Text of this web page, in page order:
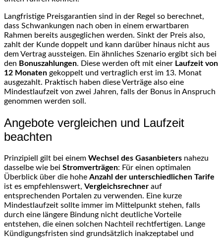
Langfristige Preisgarantien sind in der Regel so berechnet,
dass Schwankungen nach oben in einem erwartbaren
Rahmen bereits ausgeglichen werden. Sinkt der Preis also,
zahlt der Kunde doppelt und kann darüber hinaus nicht aus
dem Vertrag aussteigen. Ein ähnliches Szenario ergibt sich bei
den Bonuszahlungen. Diese werden oft mit einer Laufzeit von
12 Monaten gekoppelt und vertraglich erst im 13. Monat
ausgezahlt. Praktisch haben diese Verträge also eine
Mindestlaufzeit von zwei Jahren, falls der Bonus in Anspruch
genommen werden soll.
Angebote vergleichen und Laufzeit
beachten
Prinzipiell gilt bei einem Wechsel des Gasanbieters nahezu
dasselbe wie bei Stromverträgen: Für einen optimalen
Überblick über die hohe Anzahl der unterschiedlichen Tarife
ist es empfehlenswert, Vergleichsrechner auf
entsprechenden Portalen zu verwenden. Eine kurze
Mindestlaufzeit sollte immer im Mittelpunkt stehen, falls
durch eine längere Bindung nicht deutliche Vorteile
entstehen, die einen solchen Nachteil rechtfertigen. Lange
Kündigungsfristen sind grundsätzlich inakzeptabel und